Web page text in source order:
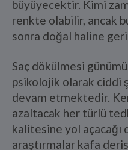
büyüyecektir. Kimi
renkte olabilir, ancak
sonra doğal haline
Saç dökülmesi
psikolojik olarak ciddi
devam etmektedir.
azaltacak her türlü
kalitesine yol açacağı
araştırmalar kafa